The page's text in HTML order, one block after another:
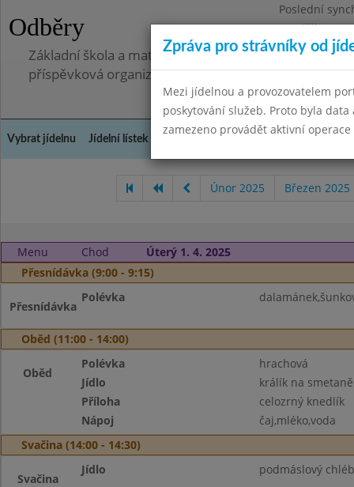
Odběry
Poslední
Pondělí
Základní škola a mateřská škola, Pavlovice u
příspěvková organizace
Vybrat jídelnu Jídelní lístek Kontakty a informace
Únor 2025 Březen 2025
Menu Chod
Úterý 1. 4. 2025
Přesnídávka (9:00 - 9:15)
Přesnídávka
Polévka
Oběd (11:00 - 14:00)
Oběd
Polévka
hrachová
Jídlo
králík na smetaně
Příloha
celozrný knedlík
Nápoj
čaj,mléko,voda
Svačina (14:00 - 14:30)
Svačina
Jídlo podmáslový
Zpráva pro strávníky od
Mezi jídelnou a provozovatelem
poskytování služeb. Proto byla
zamezeno provádět aktivní